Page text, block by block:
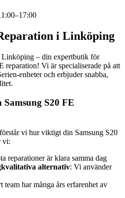
i Linköping
– din expertbutik för
reparation! Vi är specialiserade på att
enheter och erbjuder snabba,
S20 FE
vi hur viktigt din Samsung S20
vi:
reparationer är klara samma dag
alternativ: Vi använder
team har många års erfarenhet av